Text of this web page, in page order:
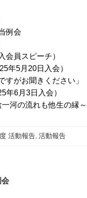
例会
会員スピーチ）
5月20日入会）
すがお聞きください」
6月3日入会）
河の流れも他生の縁
活動報告, 活動報告